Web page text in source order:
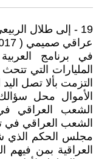
19 - إلى طلال الربيعي
عراقي صميمي ( 2017 / 7 / 11 - 04:56 )
في برنامج
المليارات التي
التزمت بألا تصل
الأموال محل
الشعب العراقي
الشعب العراقي في
مجلس الحكم الذي
العراقية بمن